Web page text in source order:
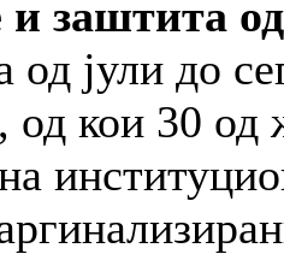
и заштита
од јули до
, од кои 30 од